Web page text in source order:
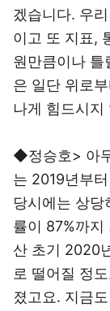
겠습니다. 우
이고 또 지표,
원만큼이나 틀
은 일단 위로
나게 힘드시지
◆정승호> 아
는 2019년부
당시에는 상
률이 87%까지
산 초기 2020
로 떨어질 정
졌고요. 지금